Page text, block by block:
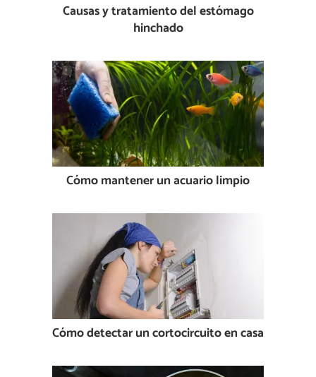
Causas y tratamiento del estómago
hinchado
Cómo mantener un acuario limpio
Cómo detectar un cortocircuito en casa